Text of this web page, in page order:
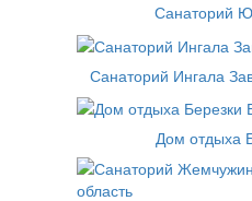
Санаторий
Санаторий Ингала
Дом отдыха